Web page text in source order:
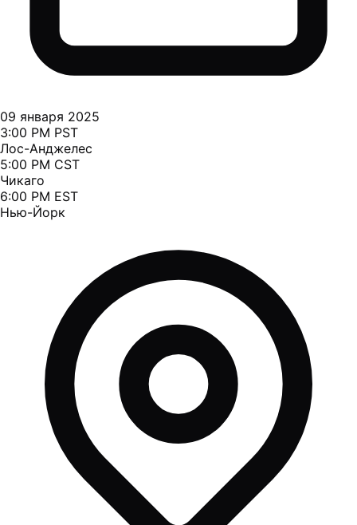
09 января 2025
3:00 PM PST
Лос-Анджелес
5:00 PM CST
Чикаго
6:00 PM EST
Нью-Йорк